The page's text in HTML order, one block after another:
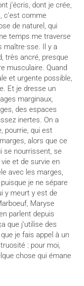
j’écris, dont je crée,
c’est comme
de naturel, qui
temps me traverse
maître·sse. Il y a
très ancré, presque
musculaire. Quand
et urgente possible,
Et je dresse un
marginaux,
des espaces
inertes. On a
pourrie, qui est
alors que ce
se nourrissent, se
et de survie en
avec les marges,
je ne sépare
y meurt y est de
Maryse
parlent depuis
que j’utilise des
je fais appel à un
: pour moi,
chose qui émane